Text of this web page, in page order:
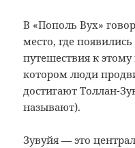
В «Пополь Вух»
место, где
путешествия к
котором люди
достигают Толлан-
называют).
Зувуйя — это